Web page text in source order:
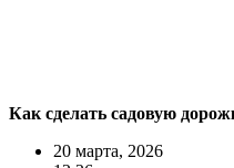
Как сделать садовую
20 марта, 2026